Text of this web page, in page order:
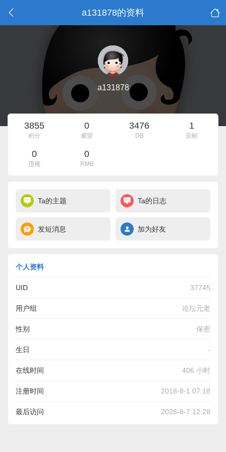
a131878的资料
a131878
3855
积分
0
威望
3476
DB
1
贡献
0
违规
0
RMB
Ta的主题 Ta的日志
发短消息 加为好友
个人资料
UID 37745
用户组 论坛元老
性别 保密
生日 -
在线时间 406 小时
注册时间 2018-8-1 07:18
最后访问 2026-8-7 12:28